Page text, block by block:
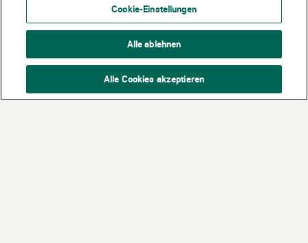
Cookie-Einstellungen
Alle ablehnen
Alle Cookies akzeptieren